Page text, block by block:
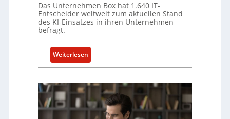
Das Unternehmen Box hat 1.640 IT-
Entscheider weltweit zum aktuellen Stand
des KI-Einsatzes in ihren Unternehmen
befragt.
Weiterlesen
B
x
i